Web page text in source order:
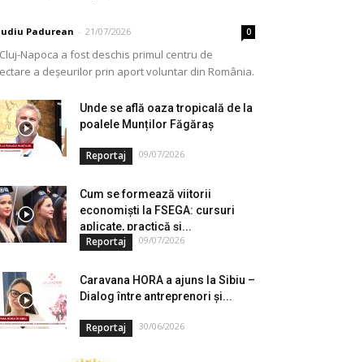
Padurean - 21/07/2026 0
Napoca a fost deschis primul centru de
a deșeurilor prin aport voluntar din România.
Unde se află oaza tropicală de la
poalele Munților Făgăraș
Reportaj 09/07/2026
Cum se formează viitorii
economiști la FSEGA: cursuri
aplicate, practică și...
Reportaj 09/07/2026
Caravana HORA a ajuns la Sibiu –
Dialog între antreprenori și...
Reportaj 30/06/2026